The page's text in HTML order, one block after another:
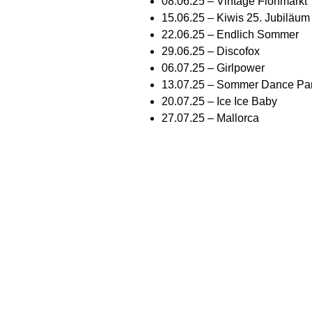
15.06.25 – Kiwis 25. Jubiläum
22.06.25 – Endlich Sommer
29.06.25 – Discofox
06.07.25 – Girlpower
13.07.25 – Sommer Dance
20.07.25 – Ice Ice Baby
27.07.25 – Mallorca